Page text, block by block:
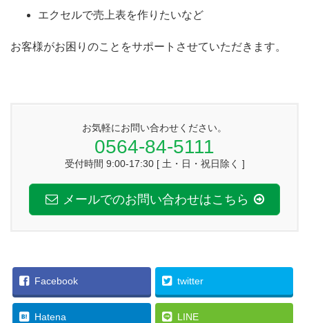
エクセルで売上表を作りたいなど
お客様がお困りのことをサポートさせていただきます。
お気軽にお問い合わせください。
0564-84-5111
受付時間 9:00-17:30 [ 土・日・祝日除く ]
メールでのお問い合わせはこちら
Facebook twitter
Hatena LINE